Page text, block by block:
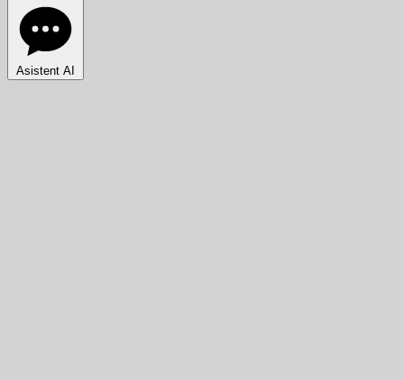
Asistent AI